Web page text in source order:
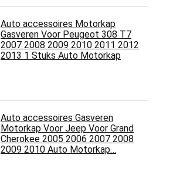
Auto accessoires Motorkap
Gasveren Voor Peugeot 308 T7
2007 2008 2009 2010 2011 2012
2013 1 Stuks Auto Motorkap
Auto accessoires Gasveren
Motorkap Voor Jeep Voor Grand
Cherokee 2005 2006 2007 2008
2009 2010 Auto Motorkap…